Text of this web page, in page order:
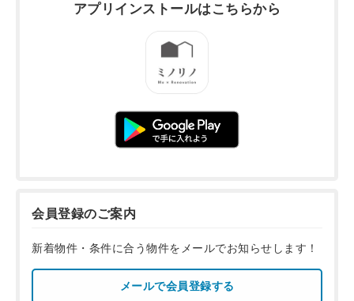
アプリインストールはこちらから
会員登録のご案内
新着物件・条件に合う物件をメールでお知らせします！
メールで会員登録する